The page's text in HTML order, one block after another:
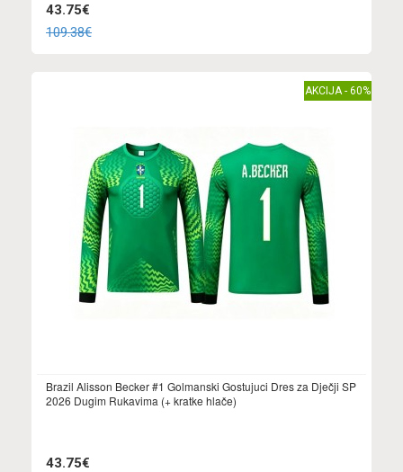
43.75€
109.38€
AKCIJA - 60%
Brazil Alisson Becker #1 Golmanski Gostujuci Dres za Dječji SP
2026 Dugim Rukavima (+ kratke hlače)
43.75€